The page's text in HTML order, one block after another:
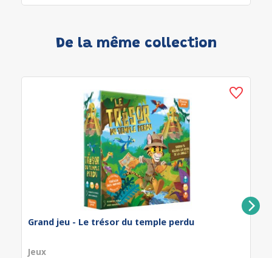
De la même collection
Grand jeu - Le trésor du temple perdu
Jeux